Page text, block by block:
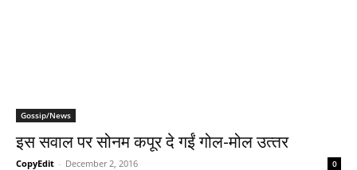
Gossip/News
इस सवाल पर सोनम कपूर दे गईं गोल-मोल उत्‍तर
CopyEdit - December 2, 2016 0